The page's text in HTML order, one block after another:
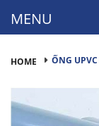
HOME ỐNG